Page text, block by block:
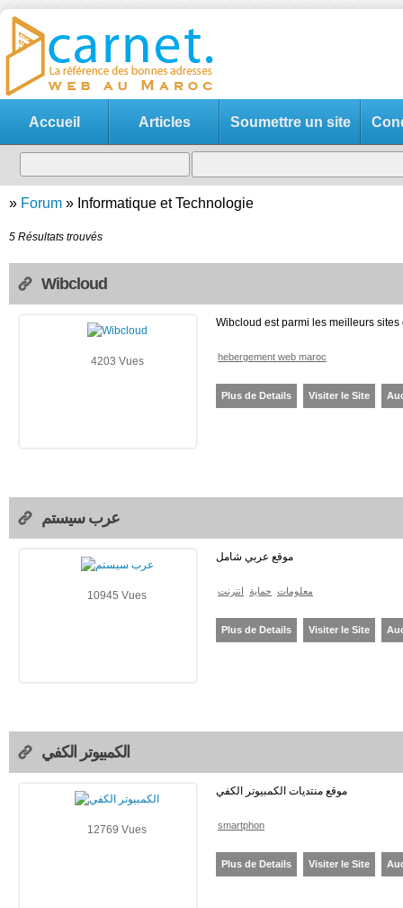
Accueil Articles Soumettre un site
» Forum » Informatique et Technologie
5 Résultats trouvés
Wibcloud
4203 Vues
Wibcloud est parmi les meilleurs sites
hebergement web maroc
Plus de Details Visiter le Site
عرب سيستم
10945 Vues
موقع عربي شامل
انترنت حماية معلومات
Plus de Details Visiter le Site
الكمبيوتر الكفي
12769 Vues
موقع منتديات الكمبيوتر الكفي
smartphon
Plus de Details Visiter le Site